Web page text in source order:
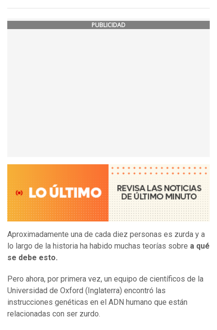
PUBLICIDAD
Aproximadamente una de cada diez personas es zurda y a
lo largo de la historia ha habido muchas teorías sobre a qué
se debe esto.
Pero ahora, por primera vez, un equipo de científicos de la
Universidad de Oxford (Inglaterra) encontró las
instrucciones genéticas en el ADN humano que están
relacionadas con ser zurdo.